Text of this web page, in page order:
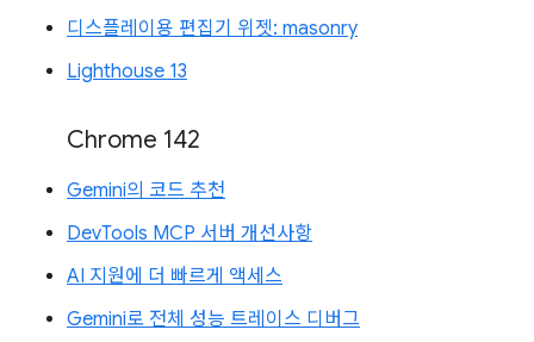
디스플레이용 편집기 위젯: masonry
Lighthouse 13
Chrome 142
Gemini의 코드 추천
DevTools MCP 서버 개선사항
AI 지원에 더 빠르게 액세스
Gemini로 전체 성능 트레이스 디버그